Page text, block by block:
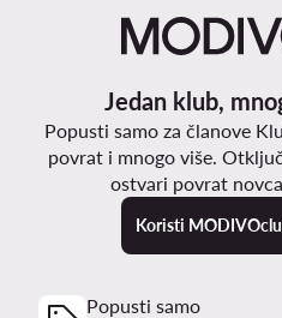
Jedan klub,
Popusti samo za članove
povrat i mnogo više.
ostvari povrat
Koristi
Popusti samo